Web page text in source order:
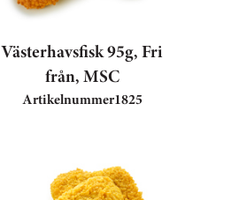
Västerhavsfisk 95g, Fri
från, MSC
Artikelnummer1825